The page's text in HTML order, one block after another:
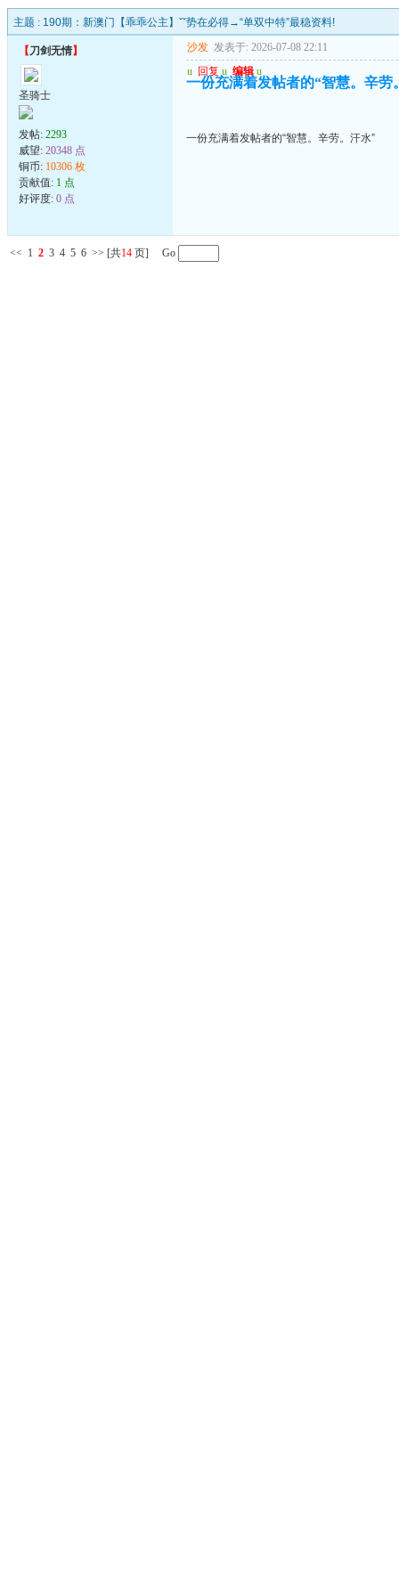
主题 : 190期：新澳门【乖乖公主】ˇˇ势在必得→“单双中特”最稳资料!
【刀剑无情】
圣骑士
发帖: 2293
威望: 20348 点
铜币: 10306 枚
贡献值: 1 点
好评度: 0 点
沙发 发表于: 2026-07-08 22:11
u 回复 u 编辑 u
一份充满着发帖者的“智慧。辛劳
一份充满着发帖者的“智慧。辛劳。汗水”
<< 1 2 3 4 5 6 >> [共14 页] Go